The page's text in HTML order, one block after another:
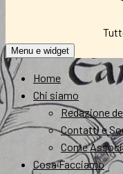
Menu e widget
Home
Chi siamo
Redazione
Contatti e
Come
Cosa Facciamo